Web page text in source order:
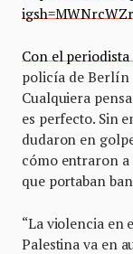
Con el
policía de Berlín
Cualquiera
es perfecto. Sin
dudaron en
cómo entraron a
que portaban
“La violencia en
Palestina va en